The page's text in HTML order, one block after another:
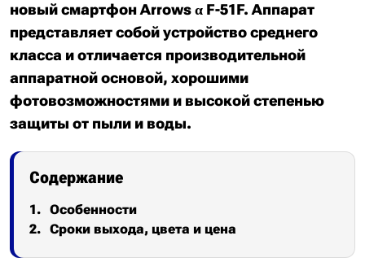
новый смартфон Arrows α F-51F. Аппарат
представляет собой устройство среднего
класса и отличается производительной
аппаратной основой, хорошими
фотовозможностями и высокой степенью
защиты от пыли и воды.
Содержание
Особенности
Сроки выхода, цвета и цена